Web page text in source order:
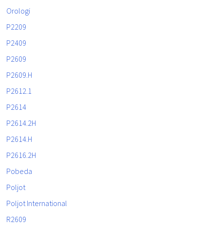
Orologi
P2209
P2409
P2609
P2609.H
P2612.1
P2614
P2614.2H
P2614.H
P2616.2H
Pobeda
Poljot
Poljot International
R2609